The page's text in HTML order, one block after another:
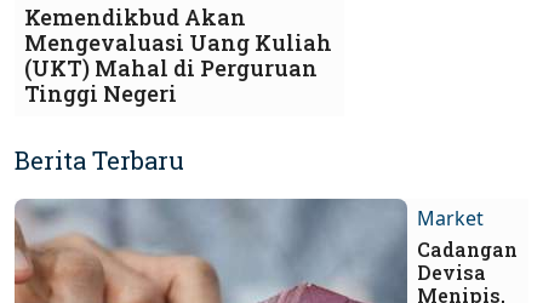
Kemendikbud Akan
Mengevaluasi Uang Kuliah
(UKT) Mahal di Perguruan
Tinggi Negeri
Berita Terbaru
Market
Cadangan
Devisa
Menipis,